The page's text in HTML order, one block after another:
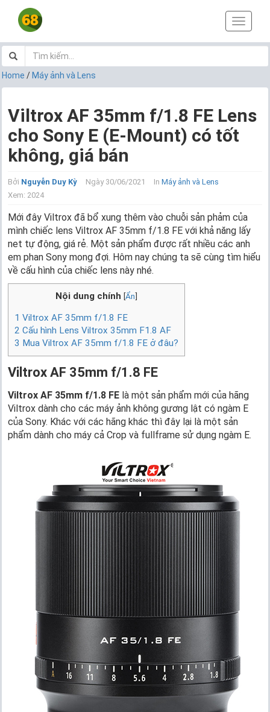
T
o
g
i
g
Home / Máy ảnh và Lens
Viltrox AF 35mm f/1.8 FE Lens
cho Sony E (E-Mount) có tốt
không, giá bán
Bởi Nguyễn Duy Kỳ Ngày 30/06/2021 In Máy ảnh và Lens
Xem: 2024
Mới đây Viltrox đã bổ xung thêm vào chuỗi sản phảm của
mình chiếc lens Viltrox AF 35mm f/1.8 FE với khả năng lấy
net tự động, giá rẻ. Một sản phẩm được rất nhiều các anh
em phan Sony mong đợi. Hôm nay chúng ta sẽ cùng tìm hiểu
về cấu hình của chiếc lens này nhé.
Nội dung chính [Ẩn]
1 Viltrox AF 35mm f/1.8 FE
2 Cấu hình Lens Viltrox 35mm F1.8 AF
3 Mua Viltrox AF 35mm f/1.8 FE ở đâu?
Viltrox AF 35mm f/1.8 FE
Viltrox AF 35mm f/1.8 FE là một sản phẩm mới của hãng
Viltrox dành cho các máy ảnh không gương lật có ngàm E
của Sony. Khác với các hãng khác thì đây lại là một sản
phẩm dành cho máy cả Crop và fullframe sử dụng ngàm E.